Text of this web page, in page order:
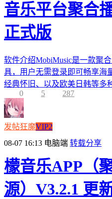
音乐平台聚合
正式版
软件介绍MobiMusic是一款聚
具，用户无需登录即可畅享海
经典怀旧、以及欧美日韩等多
0
5 287
发帖狂魔VIP2
08-07 16:13 电脑端 转载分享
檬音乐APP（
源）V3.2.1 更